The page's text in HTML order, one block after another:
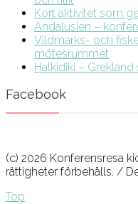
Kort aktivitet som
Andalusien –
Vildmarks- och
mötesrummet
Halkidiki –
Facebook
(c) 2026 Konferensresa
rättigheter förbehålls. /
Top